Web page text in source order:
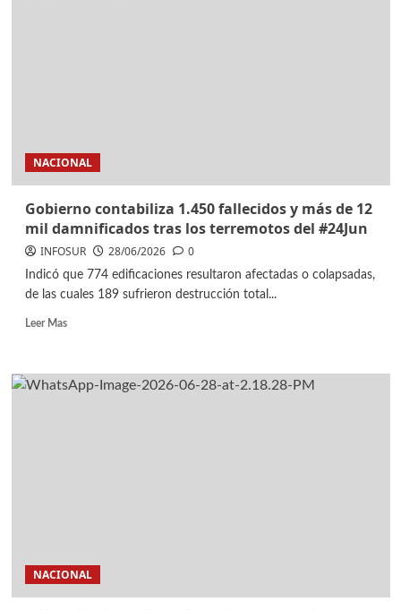
NACIONAL
Gobierno contabiliza 1.450 fallecidos y más de 12
mil damnificados tras los terremotos del #24Jun
INFOSUR 28/06/2026 0
Indicó que 774 edificaciones resultaron afectadas o colapsadas,
de las cuales 189 sufrieron destrucción total...
Leer Mas
NACIONAL